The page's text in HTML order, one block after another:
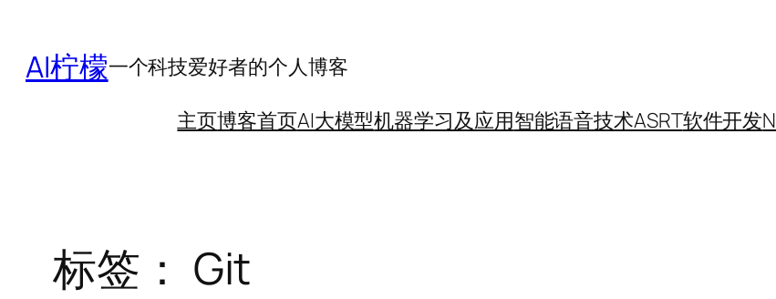
内AI柠檬一个科技爱好者的个人博客
主页博客首页AI大模型机器学习及应用智能语音技术ASRT软件开发
标签： Git